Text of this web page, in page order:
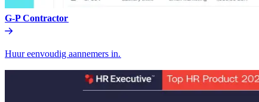
G-P Contractor​​
Huur eenvoudig aannemers in.​​